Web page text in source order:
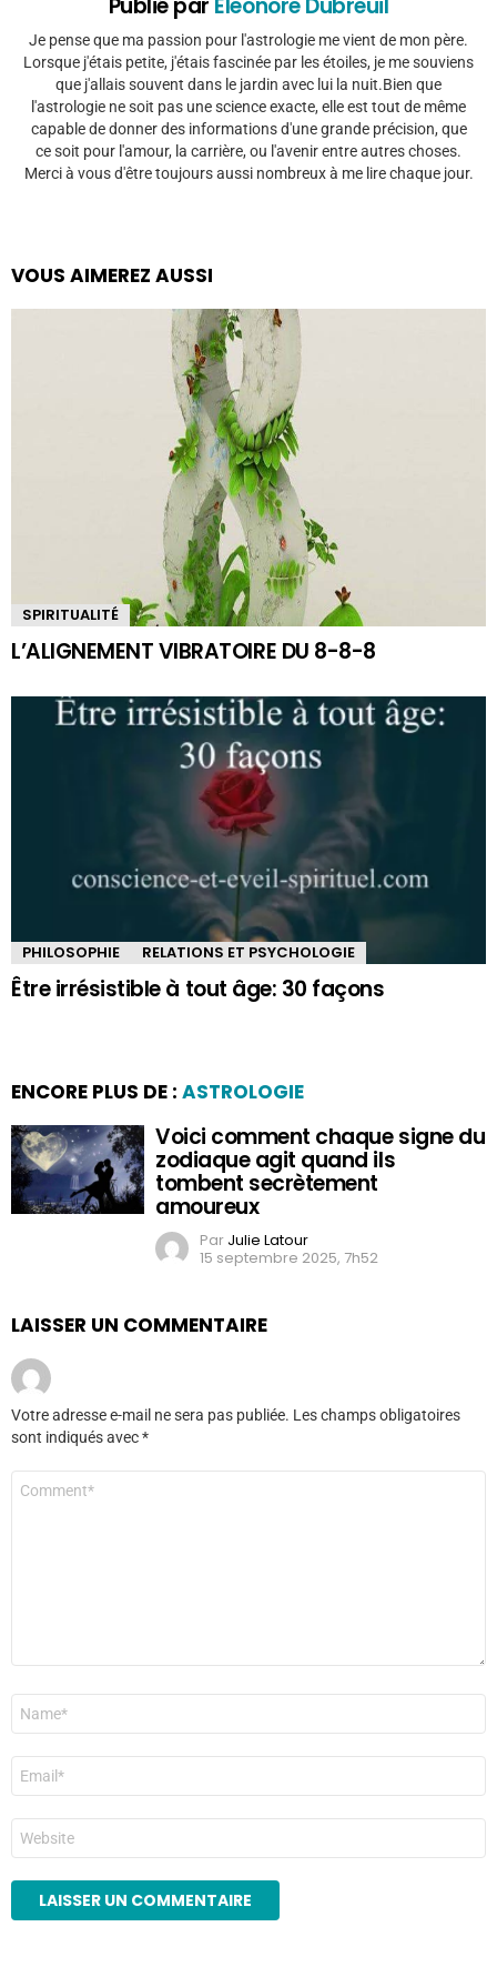
Je pense que ma passion pour l'astrologie me vient de mon père.
Lorsque j'étais petite, j'étais fascinée par les étoiles, je me souviens
que j'allais souvent dans le jardin avec lui la nuit.Bien que
l'astrologie ne soit pas une science exacte, elle est tout de même
capable de donner des informations d'une grande précision, que
ce soit pour l'amour, la carrière, ou l'avenir entre autres choses.
Merci à vous d'être toujours aussi nombreux à me lire chaque jour.
VOUS AIMEREZ AUSSI
SPIRITUALITÉ
L’ALIGNEMENT VIBRATOIRE DU 8-8-8
PHILOSOPHIE RELATIONS ET PSYCHOLOGIE
Être irrésistible à tout âge: 30 façons
ENCORE PLUS DE : ASTROLOGIE
Voici comment chaque signe du
zodiaque agit quand ils
tombent secrètement
amoureux
Par Julie Latour
15 septembre 2025, 7h52
LAISSER UN COMMENTAIRE
Votre adresse e-mail ne sera pas publiée. Les champs obligatoires
sont indiqués avec*
Commentaire
Nom
E-
mail
*
Site
web